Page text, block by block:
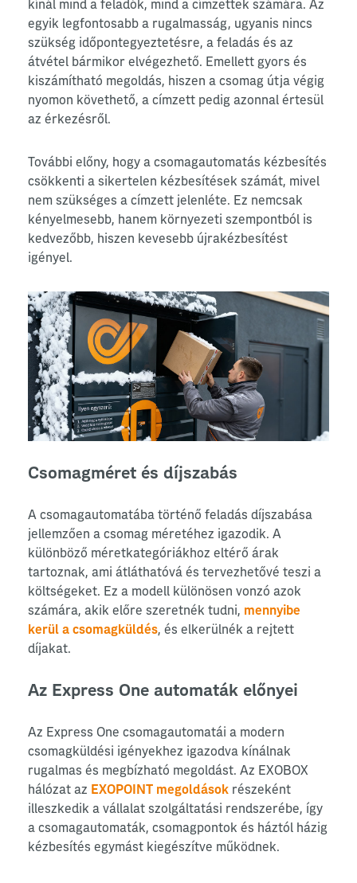
kínál mind a feladók, mind a címzettek számára. Az
egyik legfontosabb a rugalmasság, ugyanis nincs
szükség időpontegyeztetésre, a feladás és az
átvétel bármikor elvégezhető. Emellett gyors és
kiszámítható megoldás, hiszen a csomag útja végig
nyomon követhető, a címzett pedig azonnal értesül
az érkezésről.
További előny, hogy a csomagautomatás kézbesítés
csökkenti a sikertelen kézbesítések számát, mivel
nem szükséges a címzett jelenléte. Ez nemcsak
kényelmesebb, hanem környezeti szempontból is
kedvezőbb, hiszen kevesebb újrakézbesítést
igényel.
Csomagméret és díjszabás
A csomagautomatába történő feladás díjszabása
jellemzően a csomag méretéhez igazodik. A
különböző méretkategóriákhoz eltérő árak
tartoznak, ami átláthatóvá és tervezhetővé teszi a
költségeket. Ez a modell különösen vonzó azok
számára, akik előre szeretnék tudni, mennyibe
kerül a csomagküldés, és elkerülnék a rejtett
díjakat.
Az Express One automaták előnyei
Az Express One csomagautomatái a modern
csomagküldési igényekhez igazodva kínálnak
rugalmas és megbízható megoldást. Az EXOBOX
hálózat az EXOPOINT megoldások részeként
illeszkedik a vállalat szolgáltatási rendszerébe, így
a csomagautomaták, csomagpontok és háztól házig
kézbesítés egymást kiegészítve működnek.